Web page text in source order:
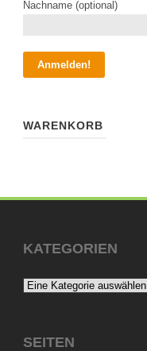
Nachname (optional)
WARENKORB
KATEGORIEN
SEITEN